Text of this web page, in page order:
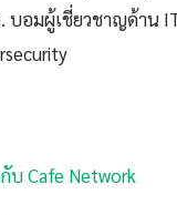
บอมผู้เชี่ยวชาญด้าน
บ Cafe Network